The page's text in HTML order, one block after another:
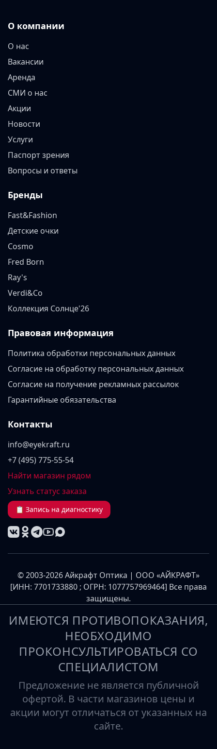
О компании
О нас
Вакансии
Аренда
СМИ о нас
Акции
Новости
Услуги
Паспорт зрения
Вопросы и ответы
Бренды
Fast&Fashion
Детские очки
Cosmo
Fred Born
Ray's
Verdi&Co
Коллекция Солнце'26
Правовая информация
Политика обработки персональных данных
Согласие на обработку персональных данных
Согласие на получение рекламных рассылок
Гарантийные обязательства
Контакты
info@eyekraft.ru
+7 (495) 775-55-54
Найти магазин рядом
Узнать статус заказа
📋 Запись на диагностику
© 2003-2026 Айкрафт Оптика | ООО «АЙКРАФТ»
[ИНН: 7701733880 ; ОГРН: 1077757969464] Все права
защищены.
ИМЕЮТСЯ ПРОТИВОПОКАЗАНИЯ,
НЕОБХОДИМО
ПРОКОНСУЛЬТИРОВАТЬСЯ СО
СПЕЦИАЛИСТОМ
Предложение не является публичной
офертой. В части магазинов цены и
акции могут отличаться от указанных на
сайте.